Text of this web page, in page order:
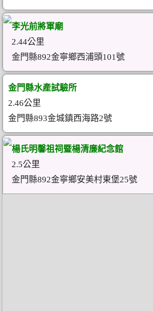
李光前將軍廟
2.44公里
金門縣892金寧鄉西浦頭101號
金門縣水產試驗所
2.46公里
金門縣893金城鎮西海路2號
楊氏明馨祖祠暨楊清廉紀念館
2.5公里
金門縣892金寧鄉安美村東堡25號